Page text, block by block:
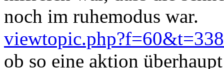
noch im ruhemodus war.
ob so eine aktion